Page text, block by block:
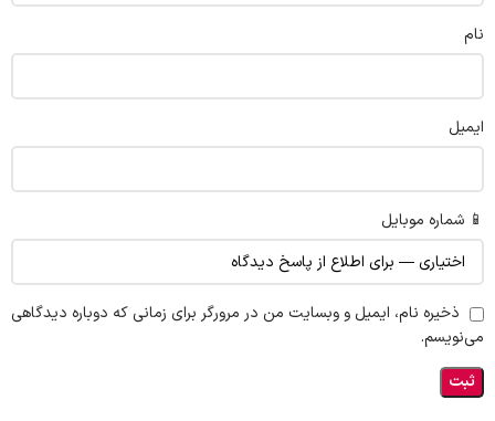
نام
ایمیل
📱 شماره موبایل
ذخیره نام، ایمیل و وبسایت من در مرورگر برای زمانی که دوباره دیدگاهی
می‌نویسم.